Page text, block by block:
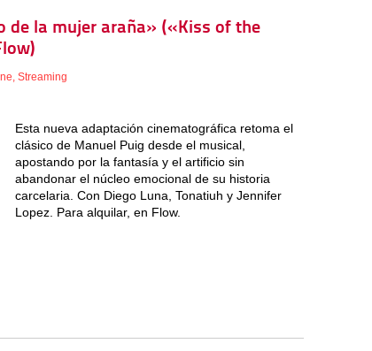
de la mujer araña» («Kiss of the
, Streaming
Esta nueva adaptación cinematográfica retoma el
clásico de Manuel Puig desde el musical,
apostando por la fantasía y el artificio sin
abandonar el núcleo emocional de su historia
carcelaria. Con Diego Luna, Tonatiuh y Jennifer
Lopez. Para alquilar, en Flow.